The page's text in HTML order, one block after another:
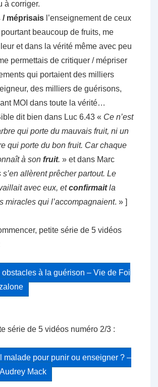
à corriger.
méprisais l’enseignement de ceux
beaucoup de fruits, me
et dans la vérité même avec peu
permettais de critiquer / mépriser
qui portaient des milliers
des milliers de guérisons,
MOI dans toute la vérité…
dit bien dans Luc 6.43 « Ce n’est
qui porte du mauvais fruit, ni un
qui porte du bon fruit. Car chaque
à son fruit. » et dans Marc
s’en allèrent prêcher partout. Le
avec eux, etconfirmaitla
miracles qui l’accompagnaient. » ]
petite série de 5 vidéos
à la guérison – Vie de Foi
série de 5 vidéos numéro 2/3 :
malade pour punir ou enseigner ? –
Mack